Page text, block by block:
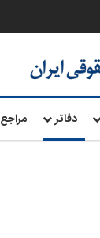
دفاتر مراجع